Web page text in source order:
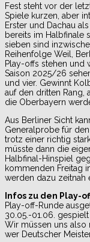
Fest steht vor der
Spiele kurzen, aber
Erster und Dachau
bereits im Halbfinale
sieben sind
Reihenfolge Weil,
Play-offs stehen und
Saison 2025/26
und vier. Gewinnt
auf den dritten Rang,
die Oberbayern
Aus Berliner Sicht
Generalprobe für den
trotz einer richtig
müsste dann die
Halbfinal-Hinspiel
kommenden Freitag
werden dazu zeitnah
Infos zu den Play-
Play-off-Runde
30.05.-01.06.
Wir müssen uns also
wer Deutscher